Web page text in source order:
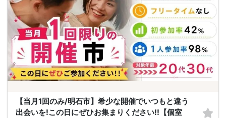
【当月1回のみ/明石市】希少な開催でいつもと違う
出会いを!この日にぜひお集まりください!!【個室